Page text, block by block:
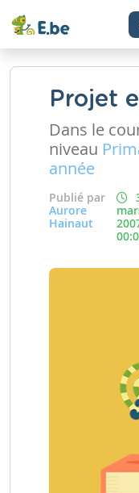
Projet
Dans le
niveau
année
Publié par
Aurore
Hainaut